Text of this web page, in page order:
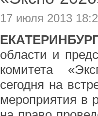
17 июля 2013
области и
комитета
сегодня на
мероприятия в